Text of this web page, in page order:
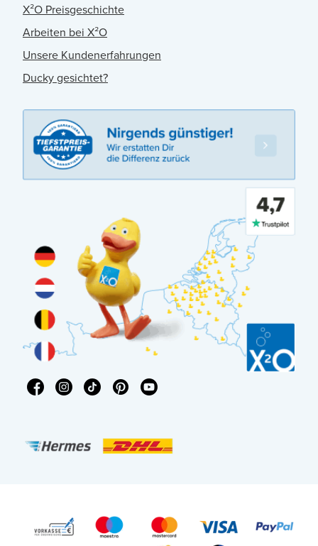
X²O Preisgeschichte
Arbeiten bei X²O
Unsere Kundenerfahrungen
Ducky gesichtet?